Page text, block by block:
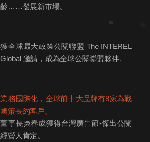
齡……發展新市場。
獲全球最大政策公關聯盟 The INTEREL
Global 邀請，成為全球公關聯盟夥伴。
業務國際化，全球前十大品牌有8家為戰
國策長約客戶。
董事長吳春成獲得台灣廣告節-傑出公關
經營人肯定。